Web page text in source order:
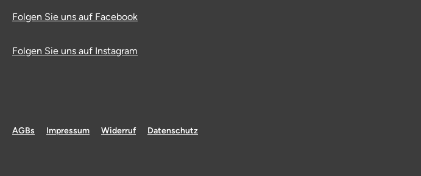
Folgen Sie uns auf Facebook
Folgen Sie uns auf Instagram
AGBs Impressum Widerruf Datenschutz